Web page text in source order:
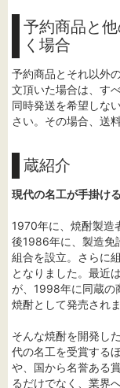
予約商品と
く場合
予約商品とそれ以外
文頂いた場合は、す
同時発送を希望しな
さい。その場合、送
蔵紹介
現代の名工が手掛け
1970年に、焼酎製造
後1986年に、製造免
組合を設立。さらに
となりました。最近
が、1998年に同蔵の
焼酎として発売されま
そんな焼酎を開発し
代の名工を受賞する
や、国から名誉ある
るだけでなく、業界